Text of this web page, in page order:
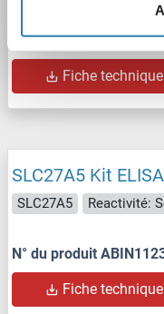
N° du produit
Fiche technique
SLC27A5 Kit ELISA
SLC27A5 Reactivité:
N° du produit
Fiche technique